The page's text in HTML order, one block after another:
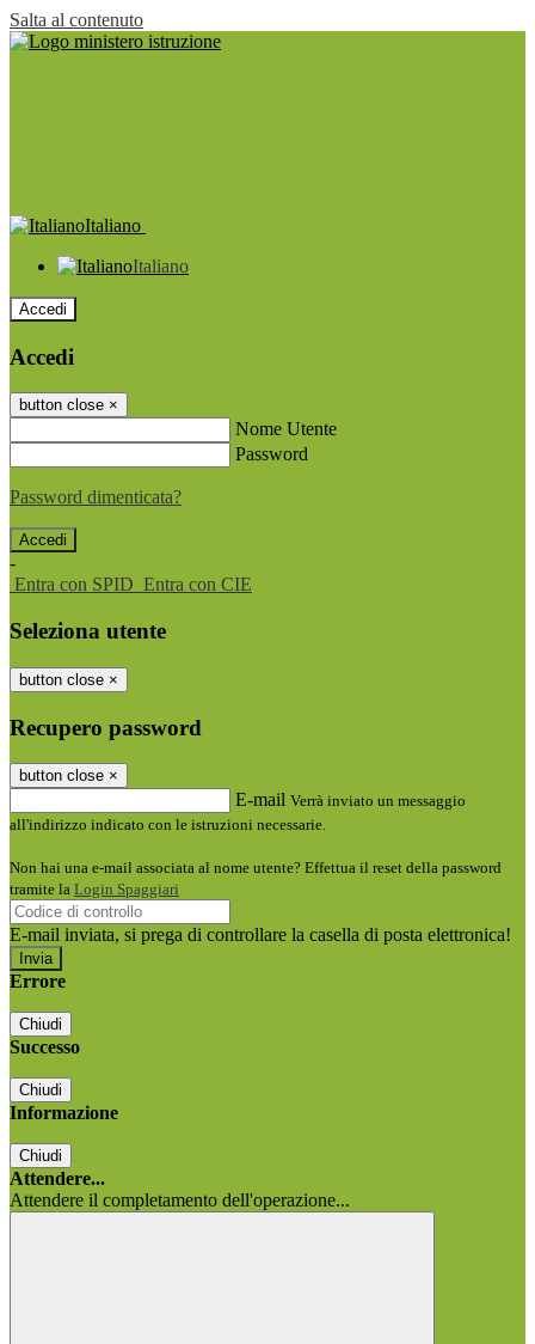
Salta al contenuto
Italiano
Italiano
Accedi
Accedi
button close ×
Nome Utente
Password
Password dimenticata?
-
Entra con SPID Entra con CIE
Seleziona utente
button close ×
Recupero password
button close ×
E-mail Verrà inviato un messaggio
all'indirizzo indicato con le istruzioni necessarie.
Non hai una e-mail associata al nome utente? Effettua il reset della password
tramite la Login Spaggiari
E-mail inviata, si prega di controllare la casella di posta elettronica!
Errore
Chiudi
Successo
Chiudi
Informazione
Chiudi
Attendere...
Attendere il completamento dell'operazione...